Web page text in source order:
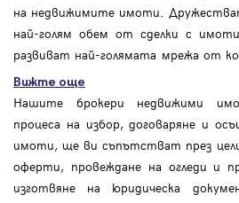
на недвижимите имоти.
най-голям обем от сделки с
развиват най-голямата мрежа от
Вижте още
Нашите брокери недвижими
процеса на избор, договаряне и
имоти, ще ви съпътстват през
оферти, провеждане на огледи и
изготвяне на юридическа